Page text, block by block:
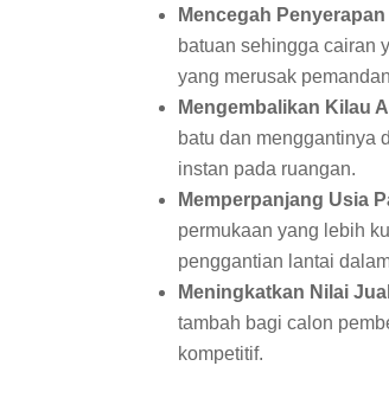
Mencegah
batuan sehingga cairan
yang merusak
Mengembalikan Kilau
batu dan menggantinya
instan pada ruangan.
Memperpanjang Usia
permukaan yang lebih
penggantian lantai
Meningkatkan Nilai
tambah bagi calon
kompetitif.